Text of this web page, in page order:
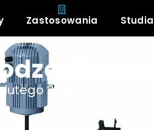
Zastosowania
2 lutego 2020 r.